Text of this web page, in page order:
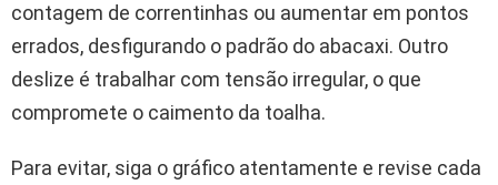
contagem de correntinhas ou aumentar em pontos
errados, desfigurando o padrão do abacaxi. Outro
deslize é trabalhar com tensão irregular, o que
compromete o caimento da toalha.
Para evitar, siga o gráfico atentamente e revise cada